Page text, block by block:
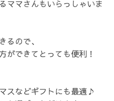
ママさんもいらっしゃいま
るので、
ができてとっても便利！
スなどギフトにも最適♪